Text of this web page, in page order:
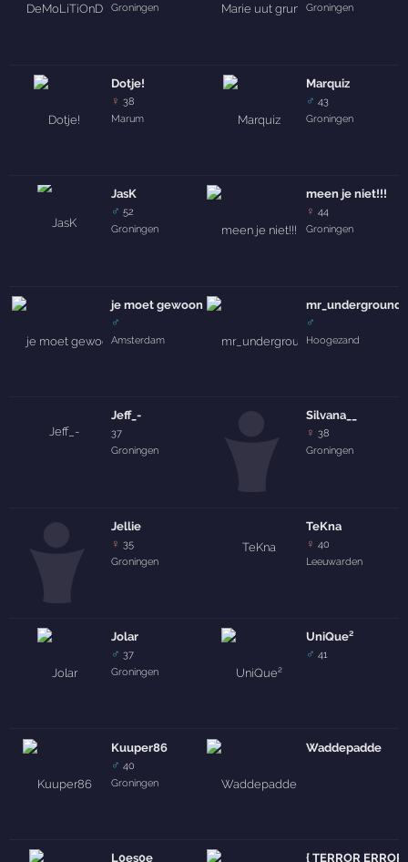
Groningen
Dotje!
♀ 38
Marum
JasK
♂ 52
Groningen
je moet gewoon hakkuh
♂
Amsterdam
Jeff_-
37
Groningen
Jellie
♀ 35
Groningen
Jolar
♂ 37
Groningen
Kuuper86
♂ 40
Groningen
L0es0e
Groningen
Marquiz
♂ 43
Groningen
meen je niet!!!
♀ 44
Groningen
mr_underground
♂
Hoogezand
Silvana__
♀ 38
Groningen
TeKna
♀ 40
Leeuwarden
UniQue²
♂ 41
Waddepadde
{ TERROR